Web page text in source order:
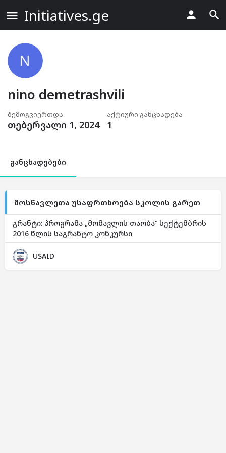
Initiatives.ge
nino demetrashvili
შემოგვიერთდა
თებერვალი 1, 2024
აქტიური განცხადება
1
განცხადებები
მოსწავლეთა უსაფრთხოება სკოლის გარეთ
გრანტი: პროგრამა „მომავლის თაობა“ სექტემბრის
2016 წლის საგრანტო კონკურსი
USAID